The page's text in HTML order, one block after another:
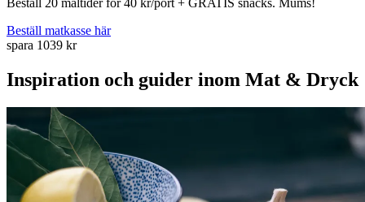
Beställ matkasse här
spara 1039 kr
Inspiration och guider inom Mat & Dryck